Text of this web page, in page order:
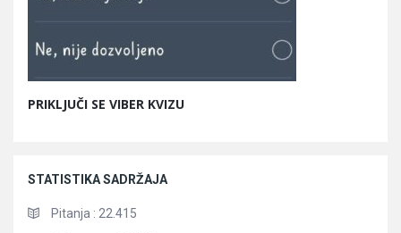
PRIKLJUČI SE VIBER KVIZU
STATISTIKA SADRŽAJA
Pitanja : 22.415